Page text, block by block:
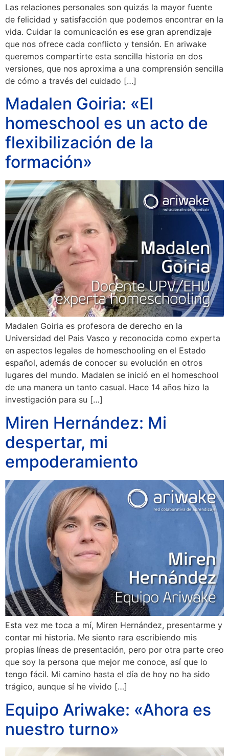
Las relaciones personales son quizás la mayor fuente
de felicidad y satisfacción que podemos encontrar en la
vida. Cuidar la comunicación es ese gran aprendizaje
que nos ofrece cada conflicto y tensión. En ariwake
queremos compartirte esta sencilla historia en dos
versiones, que nos aproxima a una comprensión sencilla
de cómo a través del cuidado […]
Madalen Goiria: «El
homeschool es un acto de
flexibilización de la
formación»
Madalen Goiria es profesora de derecho en la
Universidad del Pais Vasco y reconocida como experta
en aspectos legales de homeschooling en el Estado
español, además de conocer su evolución en otros
lugares del mundo. Madalen se inició en el homeschool
de una manera un tanto casual. Hace 14 años hizo la
investigación para su […]
Miren Hernández: Mi
despertar, mi
empoderamiento
Esta vez me toca a mí, Miren Hernández, presentarme y
contar mi historia. Me siento rara escribiendo mis
propias líneas de presentación, pero por otra parte creo
que soy la persona que mejor me conoce, así que lo
tengo fácil. Mi camino hasta el día de hoy no ha sido
trágico, aunque sí he vivido […]
Equipo Ariwake: «Ahora es
nuestro turno»